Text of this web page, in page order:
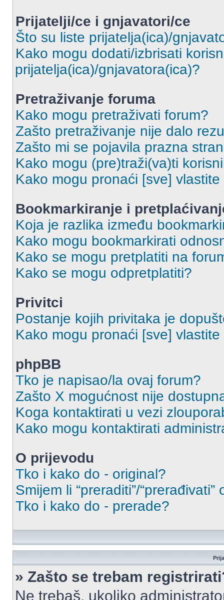
Prijatelji/ce i gnjavatori/ce
Što su liste prijatelja(ica)/
Kako mogu dodati/izbrisati
prijatelja(ica)/gnjavatora(ica)?
Pretraživanje foruma
Kako mogu pretraživati forum?
Zašto pretraživanje nije dalo
Zašto mi se pojavila prazna
Kako mogu (pre)traži(va)ti
Kako mogu pronaći [sve]
Bookmarkiranje i
Koja je razlika između
Kako mogu bookmarkirati
Kako se mogu pretplatiti na
Kako se mogu odpretplatiti?
Privitci
Postanje kojih privitaka je
Kako mogu pronaći [sve] vlastite
phpBB
Tko je napisao/la ovaj forum?
Zašto X mogućnost nije
Koga kontaktirati u vezi
Kako mogu kontaktirati
O prijevodu
Tko i kako do - original?
Smijem li “preraditi”/
Tko i kako do - prerade?
» Zašto se trebam
Ne trebaš, ukoliko